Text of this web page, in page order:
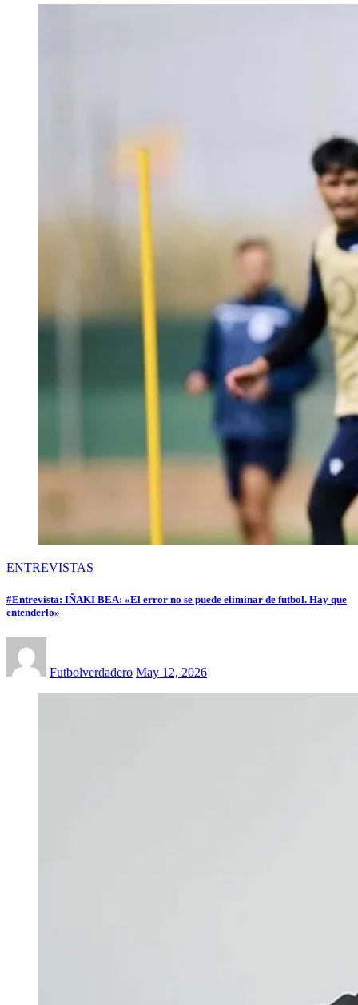
ENTREVISTAS
#Entrevista: IÑAKI BEA: «El error no se puede eliminar de futbol. Hay que
entenderlo»
Futbolverdadero May 12, 2026